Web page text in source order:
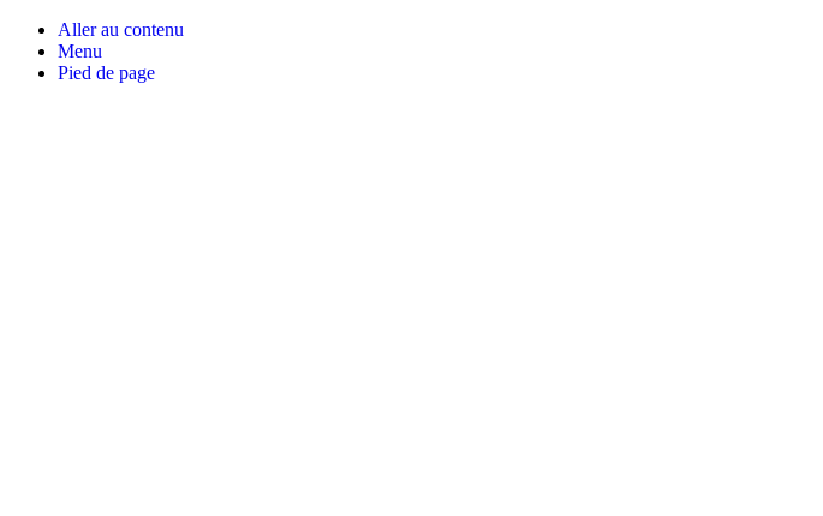
Aller au contenu
Menu
Pied de page